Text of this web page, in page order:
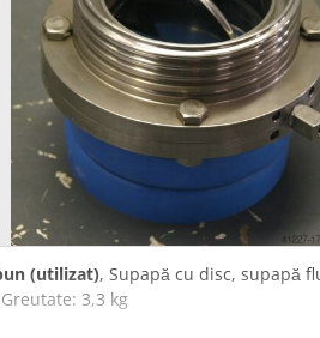
(utilizat), Supapă cu disc, supapă
3,3 kg